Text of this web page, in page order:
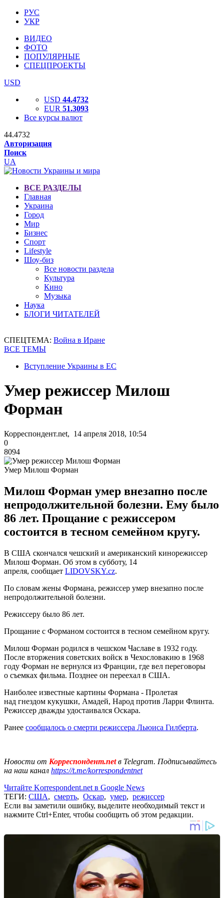
РУС
УКР
ВИДЕО
ФОТО
ПОПУЛЯРНЫЕ
СПЕЦПРОЕКТЫ
USD
USD 44.4732
EUR 51.3093
Все курсы валют
44.4732
Авторизация
Поиск
UA
ВСЕ РАЗДЕЛЫ
Главная
Украина
Город
Мир
Бизнес
Спорт
Lifestyle
Шоу-биз
Все новости раздела
Культура
Кино
Музыка
Наука
БЛОГИ ЧИТАТЕЛЕЙ
СПЕЦТЕМА: Война в Иране
ВСЕ ТЕМЫ
Вступление Украины в ЕС
Умер режиссер Милош
Форман
Корреспондент.net, 14 апреля 2018, 10:54
0
8094
Умер Милош Форман
Милош Форман умер внезапно после
непродолжительной болезни. Ему было
86 лет. Прощание с режиссером
состоится в тесном семейном кругу.
В США скончался чешский и американский кинорежиссер
Милош Форман. Об этом в субботу, 14
апреля, сообщает LIDOVSKY.cz.
По словам жены Формана, режиссер умер внезапно после
непродолжительной болезни.
Режиссеру было 86 лет.
Прощание с Форманом состоится в тесном семейном кругу.
Милош Форман родился в чешском Чаславе в 1932 году.
После вторжения советских войск в Чехословакию в 1968
году Форман не вернулся из Франции, где вел переговоры
о съемках фильма. Позднее он переехал в США.
Наиболее известные картины Формана - Пролетая
над гнездом кукушки, Амадей, Народ против Ларри Флинта.
Режиссер дважды удостаивался Оскара.
Ранее сообщалось о смерти режиссера Льюиса Гилберта.
Новости от Корреспондент.netв Telegram. Подписывайтесь
на наш канал https://t.me/korrespondentnet
Читайте Korrespondent.net в Google News
ТЕГИ: США, смерть, Оскар, умер, режиссер
Если вы заметили ошибку, выделите необходимый текст и
нажмите Ctrl+Enter, чтобы сообщить об этом редакции.